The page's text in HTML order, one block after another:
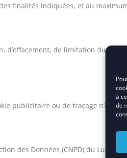
à
de
finalités indiquées, et au
de limitation du
publicitaire ou de traçage n’est
des Données (CNPD) du